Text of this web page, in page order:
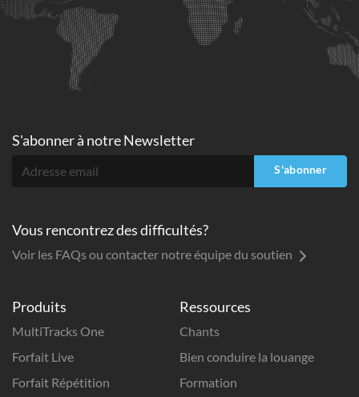
Produits
MultiTracks One
Forfait Live
Forfait Répétition
Ressources
Chants
Bien conduire la louange
Formation
S'abonner à notre Newsletter
S'abonner
Vous rencontrez des difficultés?
Voir les FAQs ou contacter notre équipe du soutien